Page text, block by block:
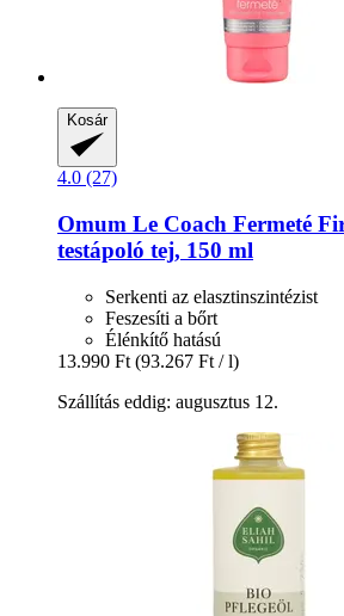
Kosár
4.0 (27)
Omum Le Coach Fermeté
testápoló tej, 150 ml
Serkenti az elasztinszintézist
Feszesíti a bőrt
Élénkítő hatású
13.990 Ft (93.267 Ft / l)
Szállítás eddig: augusztus 12.